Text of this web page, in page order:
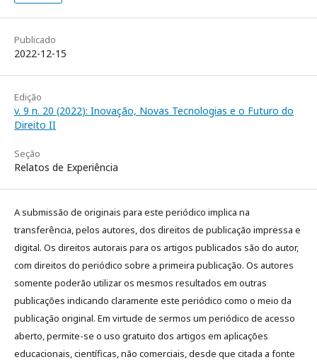
Publicado
2022-12-15
Edição
v. 9 n. 20 (2022): Inovação, Novas Tecnologias e o Futuro do
Direito II
Seção
Relatos de Experiência
A submissão de originais para este periódico implica na
transferência, pelos autores, dos direitos de publicação impressa e
digital. Os direitos autorais para os artigos publicados são do autor,
com direitos do periódico sobre a primeira publicação. Os autores
somente poderão utilizar os mesmos resultados em outras
publicações indicando claramente este periódico como o meio da
publicação original. Em virtude de sermos um periódico de acesso
aberto, permite-se o uso gratuito dos artigos em aplicações
educacionais, científicas, não comerciais, desde que citada a fonte